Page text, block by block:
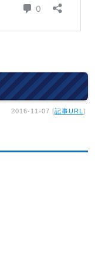
2016-11-07 [記事URL]